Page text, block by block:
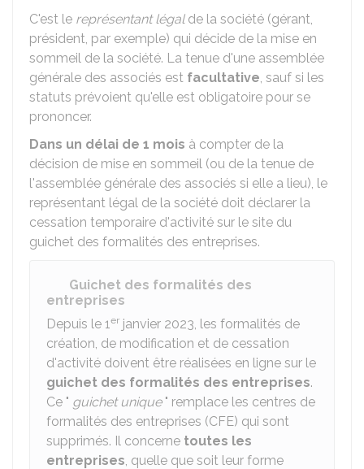
C'est le représentant légalde la société (gérant,
président, par exemple) qui décide de la mise en
sommeil de la société. La tenue d'une assemblée
générale des associés est facultative, sauf si les
statuts prévoient qu'elle est obligatoire pour se
prononcer.
Dans un délai de 1 mois à compter de la
décision de mise en sommeil (ou de la tenue de
l'assemblée générale des associés si elle a lieu), le
représentant légal de la société doit déclarer la
cessation temporaire d'activité sur le site du
guichet des formalités des entreprises.
Guichet des formalités des
entreprises
Depuis le 1er janvier 2023, les formalités de
création, de modification et de cessation
d'activité doivent être réalisées en ligne sur le
guichet des formalités des entreprises.
Ce " guichet unique" remplace les centres de
formalités des entreprises (CFE) qui sont
supprimés. Il concerne toutes les
entreprises, quelle que soit leur forme